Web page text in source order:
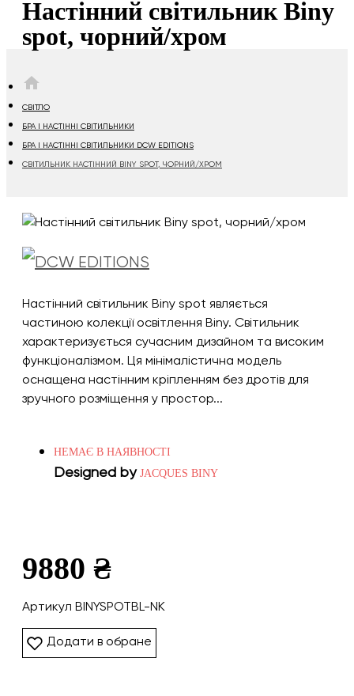
Настінний світильник Biny
spot, чорний/хром
СВІТЛО
БРА І НАСТІННІ СВІТИЛЬНИКИ
БРА І НАСТІННІ СВІТИЛЬНИКИ DCW EDITIONS
СВІТИЛЬНИК НАСТІННИЙ BINY SPOT, ЧОРНИЙ/ХРОМ
Настінний світильник Biny spot являється
частиною колекції освітлення Biny. Світильник
характеризується сучасним дизайном та високим
функціоналізмом. Ця мінімалістична модель
оснащена настінним кріпленням без дротів для
зручного розміщення у простор...
НЕМАЄ В НАЯВНОСТІ
Designed by JACQUES BINY
9880 ₴
Артикул BINYSPOTBL-NK
Додати в обране